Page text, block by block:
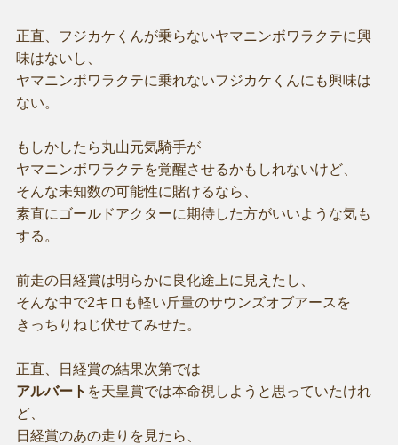
正直、フジカケくんが乗らないヤマニンボワラクテに興
味はないし、
ヤマニンボワラクテに乗れないフジカケくんにも興味は
ない。
もしかしたら丸山元気騎手が
ヤマニンボワラクテを覚醒させるかもしれないけど、
そんな未知数の可能性に賭けるなら、
素直にゴールドアクターに期待した方がいいような気も
する。
前走の日経賞は明らかに良化途上に見えたし、
そんな中で2キロも軽い斤量のサウンズオブアースを
きっちりねじ伏せてみせた。
正直、日経賞の結果次第では
アルバート を天皇賞では本命視しようと思っていたけれ
ど、
日経賞のあの走りを見たら、